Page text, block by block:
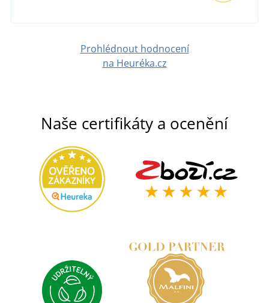
Prohlédnout hodnocení
na Heuréka.cz
Naše certifikáty a ocenění